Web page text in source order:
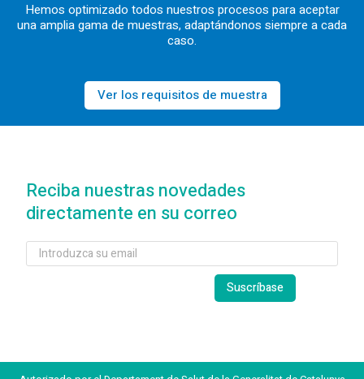
Hemos optimizado todos nuestros procesos para aceptar
una amplia gama de muestras, adaptándonos siempre a cada
caso.
Ver los requisitos de muestra
Reciba nuestras novedades
directamente en su correo